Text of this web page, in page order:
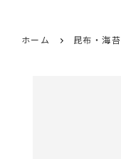
ホーム 昆布・海